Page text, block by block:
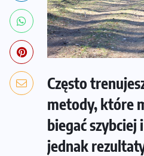
Często
metody, które
biegać
jednak